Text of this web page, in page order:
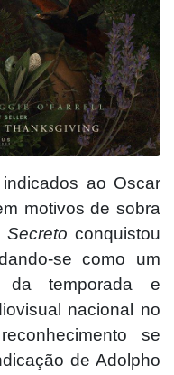
ao Oscar
motivos de sobra
Secreto conquistou
se como um
da temporada e
nacional no
se
de Adolpho